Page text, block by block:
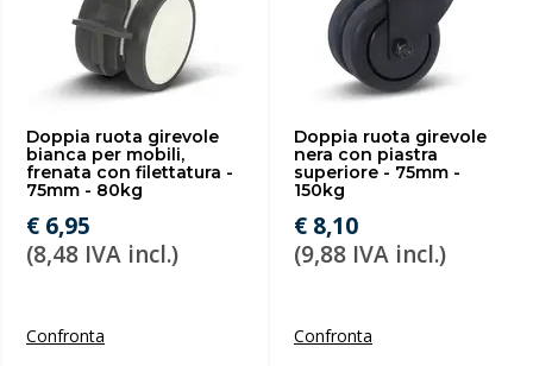
Doppia ruota girevole
bianca per mobili,
frenata con filettatura -
75mm - 80kg
€ 6,95
(8,48 IVA incl.)
Confronta
Doppia ruota girevole
nera con piastra
superiore - 75mm -
150kg
€ 8,10
(9,88 IVA incl.)
Confronta